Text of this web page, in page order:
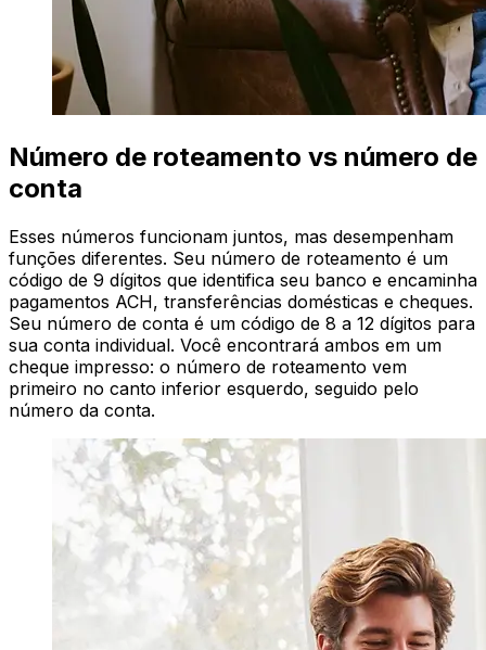
Número de roteamento vs número de
conta
Esses números funcionam juntos, mas desempenham
funções diferentes. Seu número de roteamento é um
código de 9 dígitos que identifica seu banco e encaminha
pagamentos ACH, transferências domésticas e cheques.
Seu número de conta é um código de 8 a 12 dígitos para
sua conta individual. Você encontrará ambos em um
cheque impresso: o número de roteamento vem
primeiro no canto inferior esquerdo, seguido pelo
número da conta.